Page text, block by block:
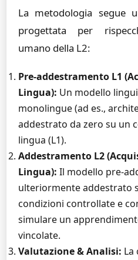
La metodologia segue
progettata per
umano della L2:
Pre-addestramento L1
Lingua): Un modello
monolingue (ad es.,
addestrato da zero su un
lingua (L1).
Addestramento L2
Lingua): Il modello pre-
ulteriormente addestrato
condizioni controllate e
simulare un
vincolate.
Valutazione & Analisi: La